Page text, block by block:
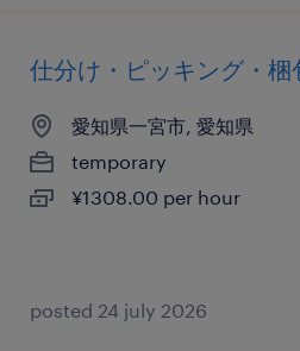
仕分け・ピッキング・梱
愛知県一宮市, 愛知県
temporary
¥1308.00 per hour
posted 24 july 2026